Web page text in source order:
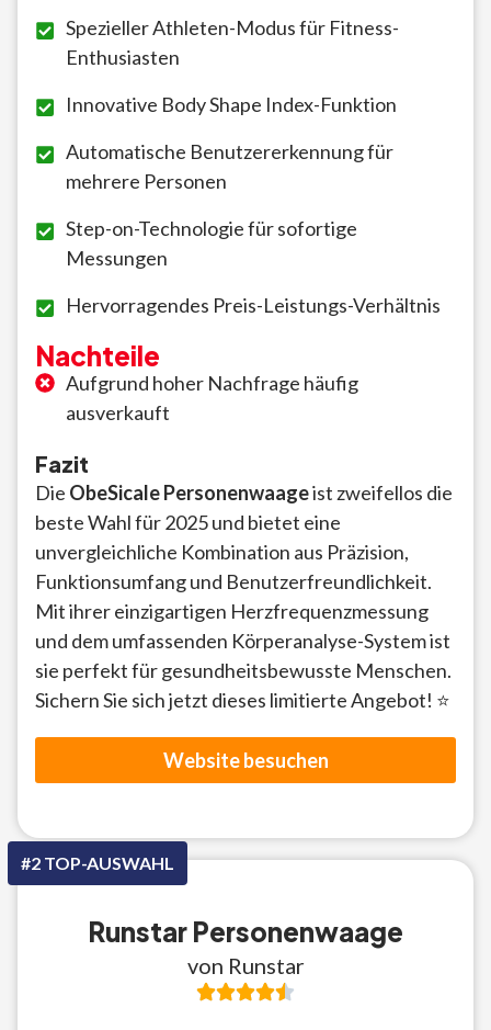
Spezieller Athleten-Modus für Fitness-
Enthusiasten
Innovative Body Shape Index-Funktion
Automatische Benutzererkennung für
mehrere Personen
Step-on-Technologie für sofortige
Messungen
Hervorragendes Preis-Leistungs-Verhältnis
Nachteile
Aufgrund hoher Nachfrage häufig
ausverkauft
Fazit
Die ObeSicale Personenwaageist zweifellos die
beste Wahl für 2025 und bietet eine
unvergleichliche Kombination aus Präzision,
Funktionsumfang und Benutzerfreundlichkeit.
Mit ihrer einzigartigen Herzfrequenzmessung
und dem umfassenden Körperanalyse-System ist
sie perfekt für gesundheitsbewusste Menschen.
Sichern Sie sich jetzt dieses limitierte Angebot! ⭐
Website besuchen
#2 TOP-AUSWAHL
Runstar Personenwaage
von Runstar